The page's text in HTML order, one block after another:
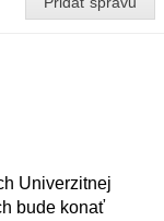
Univerzitnej
bude konať